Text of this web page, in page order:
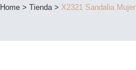
Home > Tienda> X2321 Sandalia Mujer